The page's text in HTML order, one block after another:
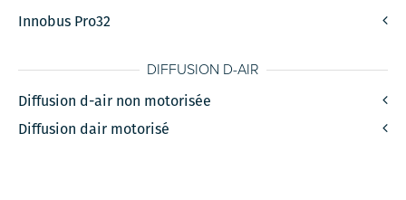
Innobus Pro32
DIFFUSION D-AIR
Diffusion d-air non motorisée
Diffusion dair motorisé